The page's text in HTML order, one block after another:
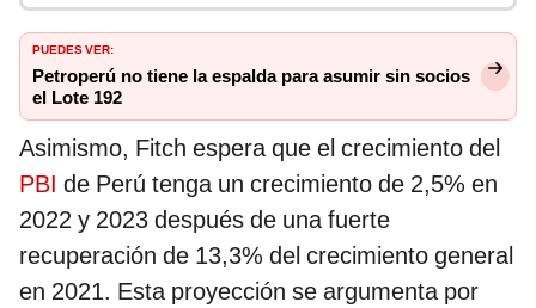
PUEDES VER:
Petroperú no tiene la espalda para asumir sin socios
el Lote 192
Asimismo, Fitch espera que el crecimiento del
PBI de Perú tenga un crecimiento de 2,5% en
2022 y 2023 después de una fuerte
recuperación de 13,3% del crecimiento general
en 2021. Esta proyección se argumenta por